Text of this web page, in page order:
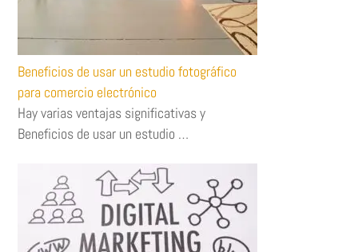
Beneficios de usar un estudio fotográfico
para comercio electrónico
Hay varias ventajas significativas y
Beneficios de usar un estudio …